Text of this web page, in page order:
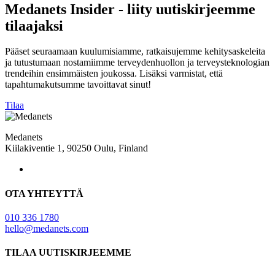
Medanets Insider - liity uutiskirjeemme
tilaajaksi
Pääset seuraamaan kuulumisiamme, ratkaisujemme kehitysaskeleita
ja tutustumaan nostamiimme terveydenhuollon ja terveysteknologian
trendeihin ensimmäisten joukossa. Lisäksi varmistat, että
tapahtumakutsumme tavoittavat sinut!
Tilaa
Medanets
Kiilakiventie 1, 90250 Oulu, Finland
OTA YHTEYTTÄ
010 336 1780
hello@medanets.com
TILAA UUTISKIRJEEMME